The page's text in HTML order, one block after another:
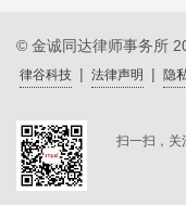
© 金诚同达律师事务所
律谷科技 | 法律声明 | 隐
扫一扫，关